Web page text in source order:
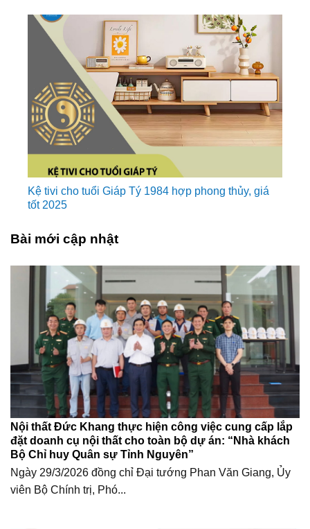
Kệ tivi cho tuổi Giáp Tý 1984 hợp phong thủy, giá
tốt 2025
Bài mới cập nhật
Nội thất Đức Khang thực hiện công việc cung cấp lắp
đặt doanh cụ nội thất cho toàn bộ dự án: “Nhà khách
Bộ Chỉ huy Quân sự Tỉnh Nguyên”
Ngày 29/3/2026 đồng chỉ Đại tướng Phan Văn Giang, Ủy
viên Bộ Chính trị, Phó...